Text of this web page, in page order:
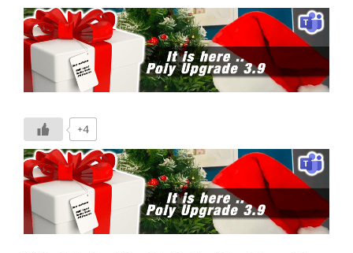
nicht
/
erst
später
auf
Tenant
zur
Verfügung?“
+4